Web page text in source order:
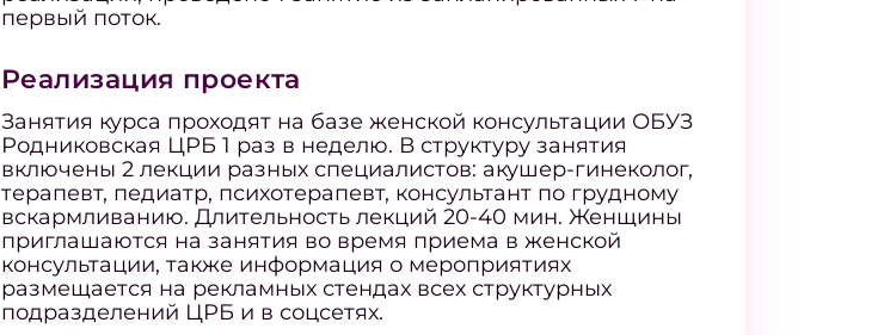
первый поток.
Реализация проекта
Занятия курса проходят на базе женской консультации ОБУЗ
Родниковская ЦРБ 1 раз в неделю. В структуру занятия
включены 2 лекции разных специалистов: акушер-гинеколог,
терапевт, педиатр, психотерапевт, консультант по грудному
вскармливанию. Длительность лекций 20-40 мин. Женщины
приглашаются на занятия во время приема в женской
консультации, также информация о мероприятиях
размещается на рекламных стендах всех структурных
подразделений ЦРБ и в соцсетях.